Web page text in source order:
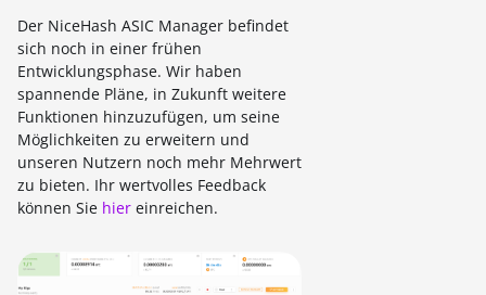
Der NiceHash ASIC Manager befindet
sich noch in einer frühen
Entwicklungsphase. Wir haben
spannende Pläne, in Zukunft weitere
Funktionen hinzuzufügen, um seine
Möglichkeiten zu erweitern und
unseren Nutzern noch mehr Mehrwert
zu bieten. Ihr wertvolles Feedback
können Sie hier einreichen.